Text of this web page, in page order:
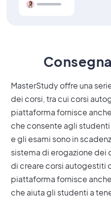
MasterStudy offre una
dei corsi, tra cui corsi
piattaforma fornisce
che consente agli
e gli esami sono in
sistema di erogazione dei
di creare corsi autogestiti
piattaforma fornisce
che aiuta gli studenti a